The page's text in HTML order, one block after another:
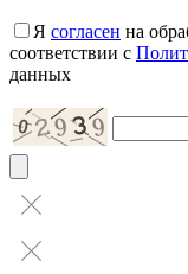
Я согласен на
соответствии с
данных